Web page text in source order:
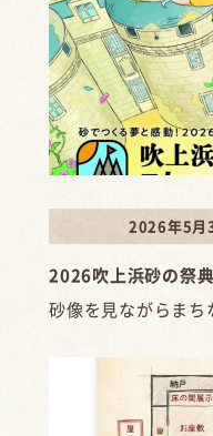
2026年5月
2026吹上浜砂の祭典
砂像を見ながらまち